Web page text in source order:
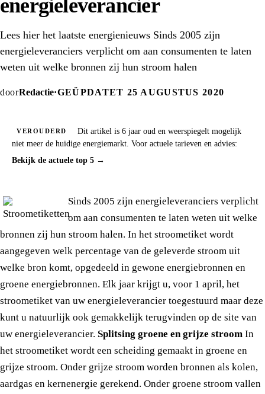
energieleverancier
Lees hier het laatste energienieuws Sinds 2005 zijn
energieleveranciers verplicht om aan consumenten te laten
weten uit welke bronnen zij hun stroom halen
doorRedactie·GEÜPDATET 25 AUGUSTUS 2020
VEROUDERD
Dit artikel is 6 jaar oud en weerspiegelt mogelijk
niet meer de huidige energiemarkt. Voor actuele tarieven en advies:
Bekijk de actuele top 5 →
Sinds 2005 zijn energieleveranciers verplicht
om aan consumenten te laten weten uit welke
bronnen zij hun stroom halen. In het stroometiket wordt
aangegeven welk percentage van de geleverde stroom uit
welke bron komt, opgedeeld in gewone energiebronnen en
groene energiebronnen. Elk jaar krijgt u, voor 1 april, het
stroometiket van uw energieleverancier toegestuurd maar deze
kunt u natuurlijk ook gemakkelijk terugvinden op de site van
uw energieleverancier. Splitsing groene en grijze stroom In
het stroometiket wordt een scheiding gemaakt in groene en
grijze stroom. Onder grijze stroom worden bronnen als kolen,
aardgas en kernenergie gerekend. Onder groene stroom vallen